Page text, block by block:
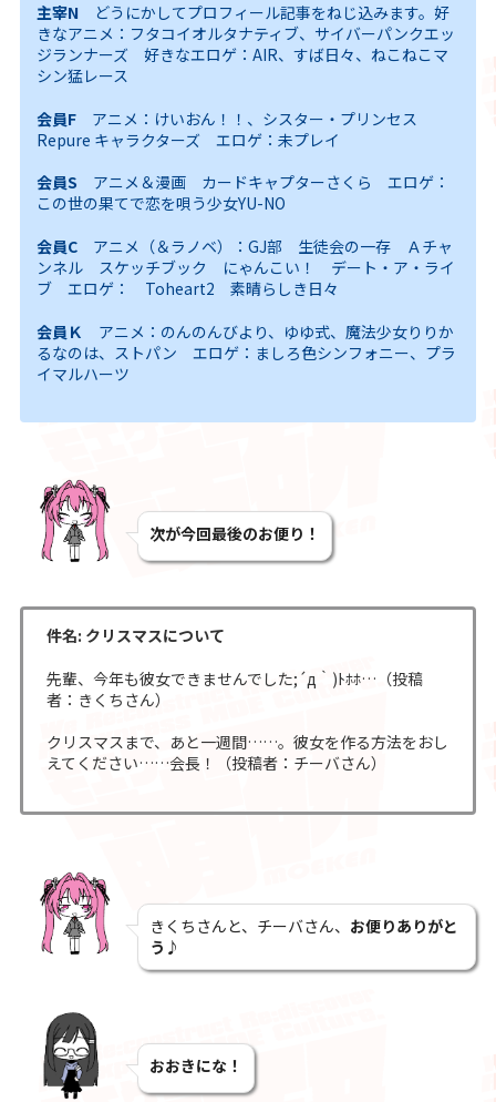
主宰N どうにかしてプロフィール記事をねじ込みます。好
きなアニメ：フタコイオルタナティブ、サイバーパンクエッ
ジランナーズ 好きなエロゲ：AIR、すば日々、ねこねこマ
シン猛レース
会員F アニメ：けいおん！！、シスター・プリンセス
Repure キャラクターズ エロゲ：未プレイ
会員S アニメ＆漫画 カードキャプターさくら エロゲ：
この世の果てで恋を唄う少女YU-NO
会員C アニメ（＆ラノベ）：GJ部 生徒会の一存 Ａチャ
ンネル スケッチブック にゃんこい！ デート・ア・ライ
ブ エロゲ： Toheart2 素晴らしき日々
会員Ｋ
アニメ：のんのんびより、ゆゆ式、魔法少女りりか
るなのは、ストパン エロゲ：ましろ色シンフォニー、プラ
イマルハーツ
次が今回最後のお便り！
件名: クリスマスについて
先輩、今年も彼女できませんでした;´д｀)ﾄﾎﾎ…（投稿
者：きくちさん）
クリスマスまで、あと一週間……。彼女を作る方法をおし
えてください……会長！（投稿者：チーバさん）
きくちさんと、チーバさん、 お便りありがと
う♪
おおきにな！